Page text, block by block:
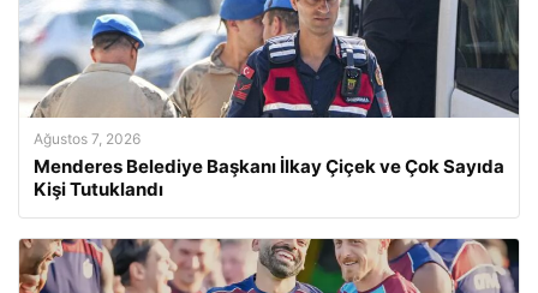
Ağustos 7, 2026
Menderes Belediye Başkanı İlkay Çiçek ve Çok Sayıda
Kişi Tutuklandı